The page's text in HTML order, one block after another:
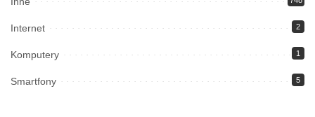
Internet 2
Komputery 1
Smartfony 5